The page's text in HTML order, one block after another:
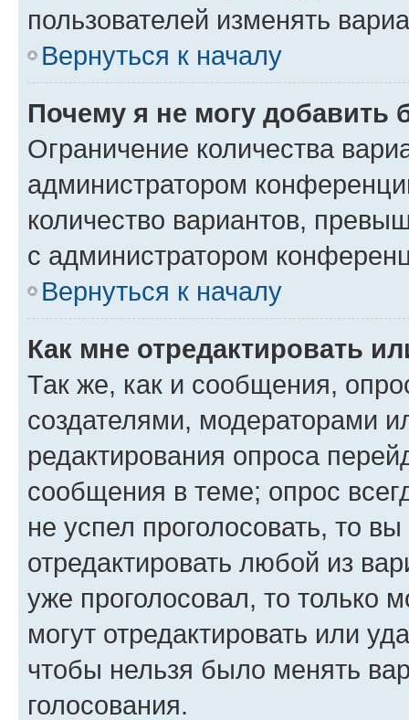
пользователей изменять
Вернуться к началу
Почему я не могу добавить
Ограничение количества
администратором
количество вариантов,
с администратором
Вернуться к началу
Как мне отредактировать
Так же, как и сообщения,
создателями, модераторами
редактирования опроса
сообщения в теме; опрос
не успел проголосовать, то
отредактировать любой из
уже проголосовал, то только
могут отредактировать или
чтобы нельзя было менять
голосования.